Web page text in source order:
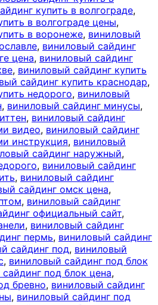
купить в волгограде,
в волгограде цены,
в воронеже, виниловый
, виниловый сайдинг
цена, виниловый сайдинг
, виниловый сайдинг купить
сайдинг купить краснодар,
недорого, виниловый
, виниловый сайдинг минусы,
, виниловый сайдинг
видео, виниловый сайдинг
инструкция, виниловый
сайдинг наружный,
, виниловый сайдинг
, виниловый сайдинг
сайдинг омск цена,
, виниловый сайдинг
официальный сайт,
, виниловый сайдинг
пермь, виниловый сайдинг
сайдинг под, виниловый
, виниловый сайдинг под блок
под блок цена,
бревно, виниловый сайдинг
, виниловый сайдинг под